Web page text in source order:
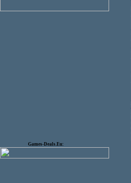
Games-Deals.Eu: